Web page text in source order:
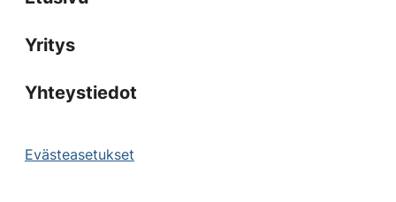
Yritys
Yhteystiedot
Evästeasetukset